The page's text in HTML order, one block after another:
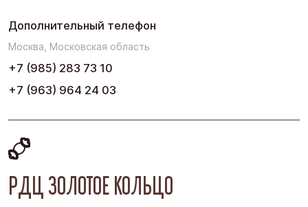
Дополнительный телефон
Москва, Московская область
+7 (985) 283 73 10
+7 (963) 964 24 03
РДЦ ЗОЛОТОЕ КОЛЬЦО